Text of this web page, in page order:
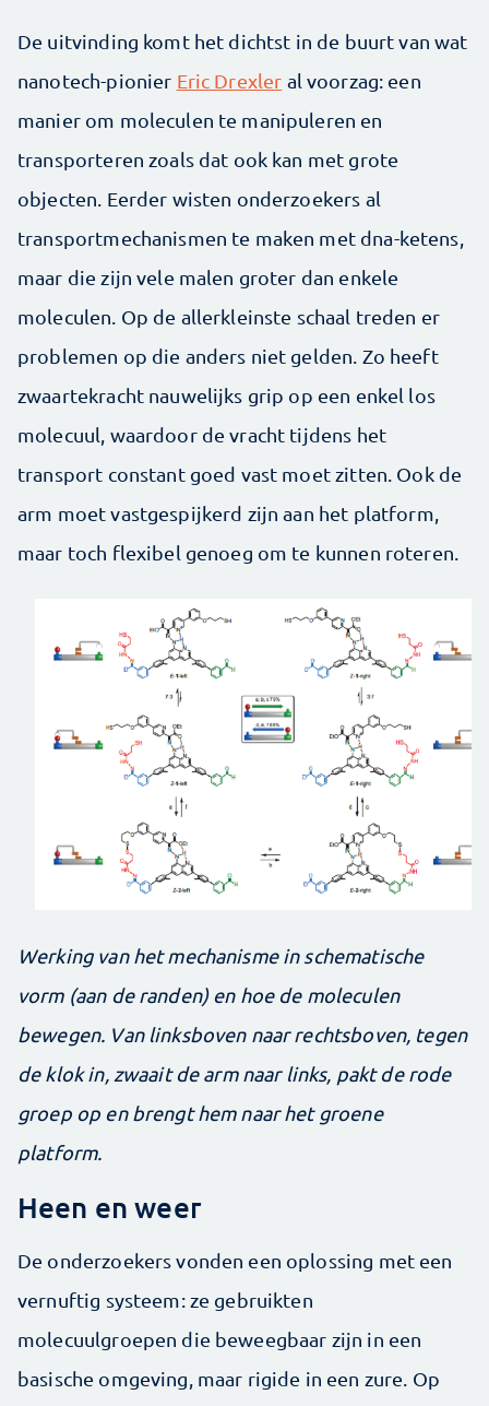
De uitvinding komt het dichtst in de buurt van wat
nanotech-pionier Eric Drexler al voorzag: een
manier om moleculen te manipuleren en
transporteren zoals dat ook kan met grote
objecten. Eerder wisten onderzoekers al
transportmechanismen te maken met dna-ketens,
maar die zijn vele malen groter dan enkele
moleculen. Op de allerkleinste schaal treden er
problemen op die anders niet gelden. Zo heeft
zwaartekracht nauwelijks grip op een enkel los
molecuul, waardoor de vracht tijdens het
transport constant goed vast moet zitten. Ook de
arm moet vastgespijkerd zijn aan het platform,
maar toch flexibel genoeg om te kunnen roteren.
Werking van het mechanisme in schematische
vorm (aan de randen) en hoe de moleculen
bewegen. Van linksboven naar rechtsboven, tegen
de klok in, zwaait de arm naar links, pakt de rode
groep op en brengt hem naar het groene
platform.
Heen en weer
De onderzoekers vonden een oplossing met een
vernuftig systeem: ze gebruikten
molecuulgroepen die beweegbaar zijn in een
basische omgeving, maar rigide in een zure. Op